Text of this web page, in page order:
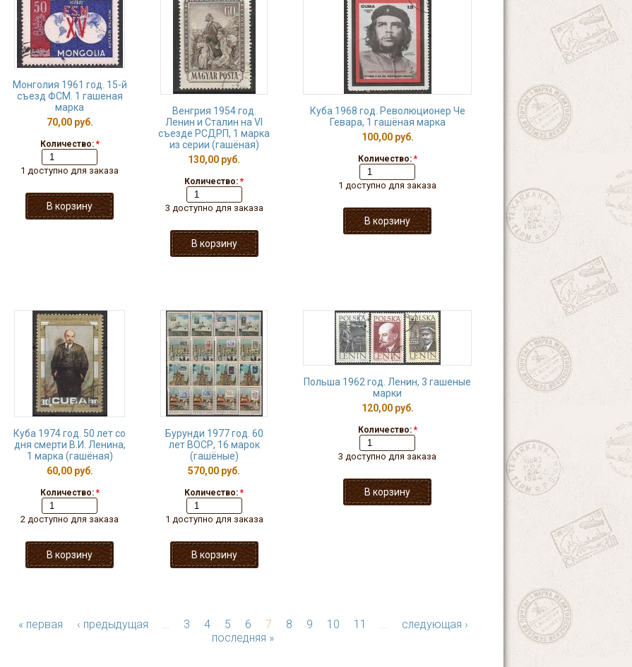
Монголия 1961 год. 15-й
съезд ФСМ. 1 гашеная
марка
70,00 руб.
Количество: *
1 доступно для заказа
Венгрия 1954 год.
Ленин и Сталин на VI
съезде РСДРП, 1 марка
из серии (гашёная)
130,00 руб.
Количество: *
3 доступно для заказа
Куба 1968 год. Революционер Че
Гевара, 1 гашёная марка
100,00 руб.
Количество: *
1 доступно для заказа
Куба 1974 год. 50 лет со
дня смерти В.И. Ленина,
1 марка (гашёная)
60,00 руб.
Количество: *
2 доступно для заказа
Бурунди 1977 год. 60
лет ВОСР, 16 марок
(гашёные)
570,00 руб.
Количество: *
1 доступно для заказа
Польша 1962 год. Ленин, 3 гашеные
марки
120,00 руб.
Количество: *
3 доступно для заказа
« первая ‹ предыдущая … 3 4 5 6 7 8 9 10 11 …
следующая ›
последняя »